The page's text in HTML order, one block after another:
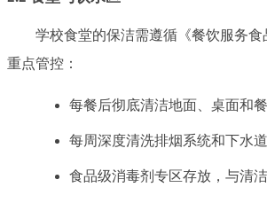
学校食堂的保洁需遵循《餐饮服务食
重点管控：
每餐后彻底清洁地面、桌面和
每周深度清洗排烟系统和下水道
食品级消毒剂专区存放，与清